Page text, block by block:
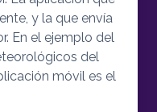
y la que envía
En el ejemplo del
del
móvil es el